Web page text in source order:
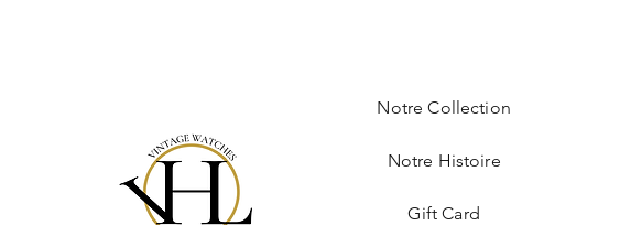
Notre Collection
Notre Histoire
Gift Card